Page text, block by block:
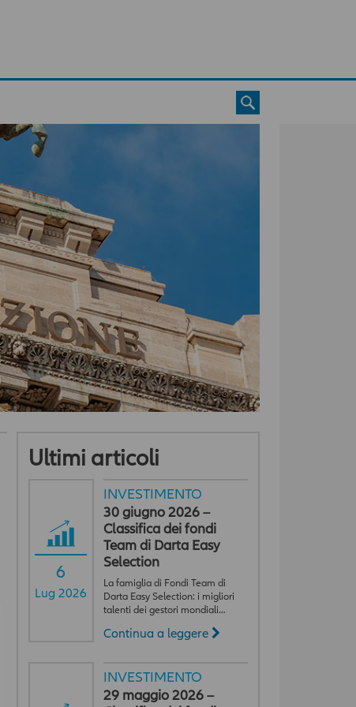
Ultimi articoli
6
Lug 2026
INVESTIMENTO
30 giugno 2026 –
Classifica dei fondi
Team di Darta Easy
Selection
La famiglia di Fondi Team di
Darta Easy Selection: i migliori
talenti dei gestori mondiali…
Continua a leggere
INVESTIMENTO
29 maggio 2026 –